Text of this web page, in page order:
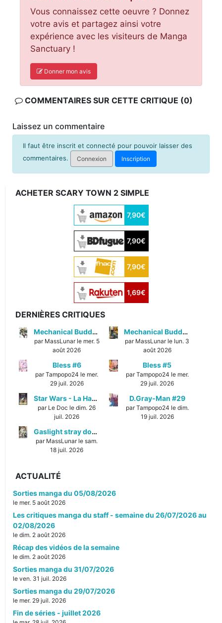
Vous connaissez cette oeuvre ? Donnez
votre avis et partagez ainsi votre
expérience avec les visiteurs de Manga
Sanctuary !
Donner mon avis
COMMENTAIRES SUR CETTE CRITIQUE (0)
Laissez un commentaire
Il faut être inscrit et connecté pour pouvoir laisser des
commentaires.
Connexion Inscription
ACHETER SCARY TOWN 2 SIMPLE
7,90€
7,90€
7,90€
1,69€
DERNIÈRES CRITIQUES
Mechanical Buddy Universe #1
par MassLunar le mer. 5
août 2026
Mechanical Buddy Universe #0
par MassLunar le lun. 3
août 2026
Bless #6
par Tampopo24 le mer.
29 juil. 2026
Bless #5
par Tampopo24 le mer.
29 juil. 2026
Star Wars - La Haute République - Un équilibre fragile
par Le Doc le dim. 26
juil. 2026
D.Gray-Man #29
par Tampopo24 le dim.
19 juil. 2026
Gaslight stray dog detectives #1
par MassLunar le sam.
18 juil. 2026
ACTUALITÉ
Sorties manga du 05/08/2026
le mer. 5 août 2026
Les critiques manga du staff - semaine du 26/07/2026 au
02/08/2026
le dim. 2 août 2026
Récap des vidéos de la semaine
le dim. 2 août 2026
Sorties manga du 31/07/2026
le ven. 31 juil. 2026
Sorties manga du 29/07/2026
le mer. 29 juil. 2026
Fin de séries - juillet 2026